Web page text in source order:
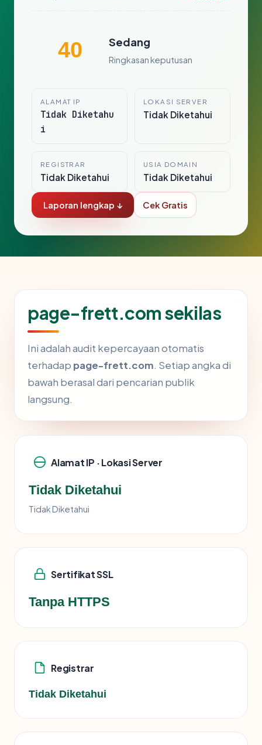
40 Sedang
Ringkasan keputusan
ALAMAT IP
Tidak Diketahu
i
LOKASI SERVER
Tidak Diketahui
REGISTRAR
Tidak Diketahui
USIA DOMAIN
Tidak Diketahui
Laporan lengkap ↓ Cek Gratis
page-frett.com sekilas
Ini adalah audit kepercayaan otomatis
terhadap page-frett.com. Setiap angka di
bawah berasal dari pencarian publik
langsung.
Alamat IP · Lokasi Server
Tidak Diketahui
Tidak Diketahui
Sertifikat SSL
Tanpa HTTPS
Registrar
Tidak Diketahui